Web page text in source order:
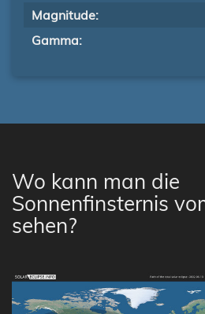
Magnitude:
Gamma:
Wo kann man die
Sonnenfinsternis
sehen?